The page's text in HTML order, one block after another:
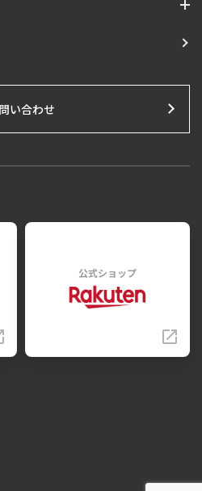
い合わせ
公式ショップ